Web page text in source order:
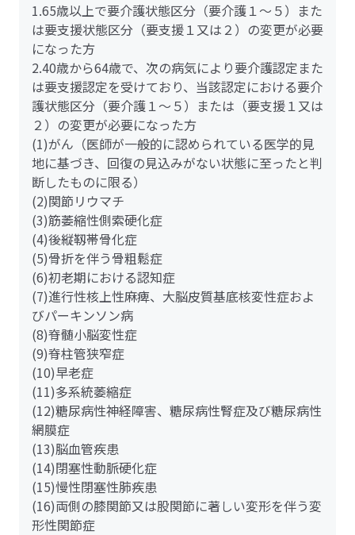
1.65歳以上で要介護状態区分（要介護１～５）また
は要支援状態区分（要支援１又は２）の変更が必要
になった方
2.40歳から64歳で、次の病気により要介護認定また
は要支援認定を受けており、当該認定における要介
護状態区分（要介護１～５）または（要支援１又は
２）の変更が必要になった方
(1)がん（医師が一般的に認められている医学的見
地に基づき、回復の見込みがない状態に至ったと判
断したものに限る）
(2)関節リウマチ
(3)筋萎縮性側索硬化症
(4)後縦靱帯骨化症
(5)骨折を伴う骨粗鬆症
(6)初老期における認知症
(7)進行性核上性麻痺、大脳皮質基底核変性症およ
びパーキンソン病
(8)脊髄小脳変性症
(9)脊柱管狭窄症
(10)早老症
(11)多系統萎縮症
(12)糖尿病性神経障害、糖尿病性腎症及び糖尿病性
網膜症
(13)脳血管疾患
(14)閉塞性動脈硬化症
(15)慢性閉塞性肺疾患
(16)両側の膝関節又は股関節に著しい変形を伴う変
形性関節症